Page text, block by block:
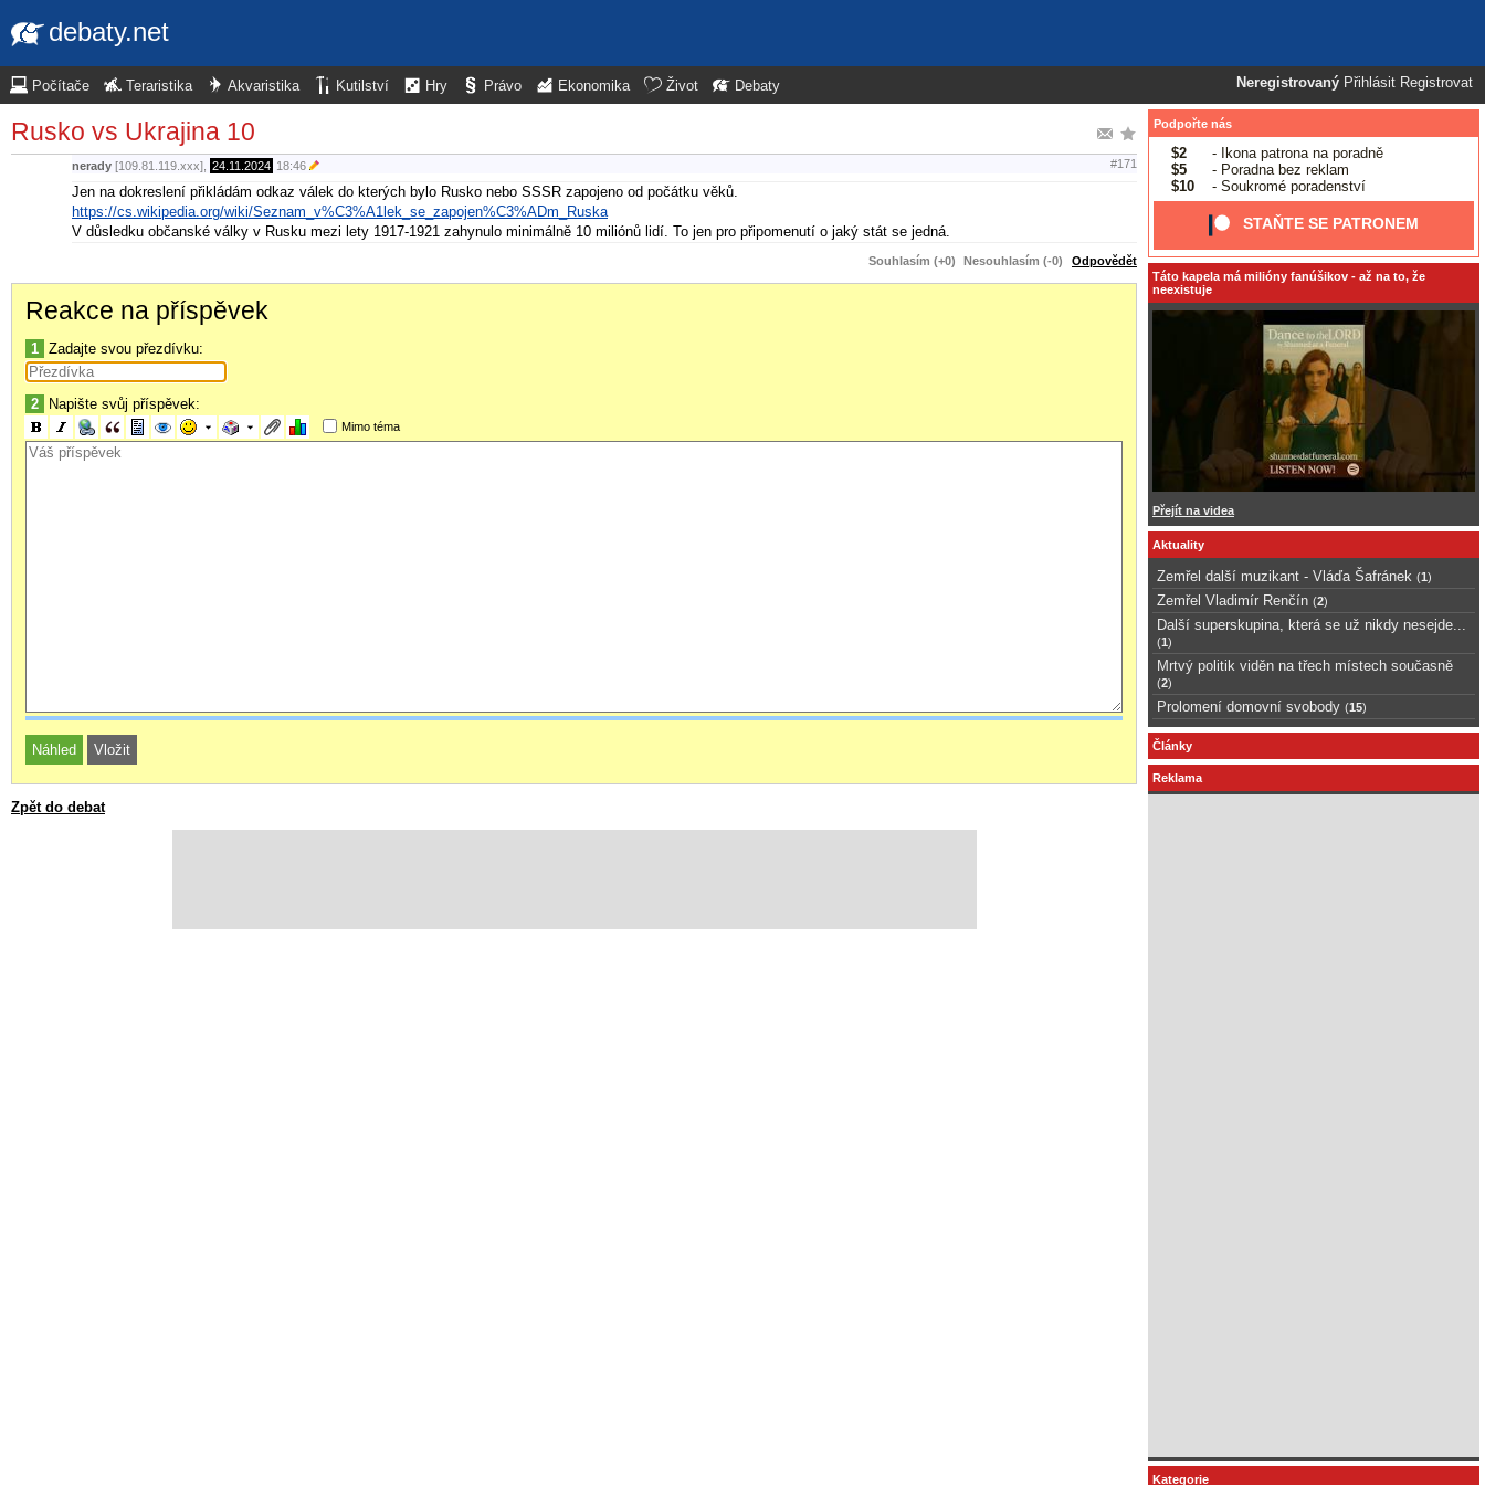
debaty.net
Neregistrovaný Přihlásit Registrovat
Počítače Teraristika Akvaristika Kutilství Hry Právo Ekonomika Život Debaty
Rusko vs Ukrajina 10
nerady [109.81.119.xxx], 24.11.2024 18:46 #171
Jen na dokreslení přikládám odkaz válek do kterých bylo Rusko nebo SSSR zapojeno od počátku věků.
https://cs.wikipedia.org/wiki/Seznam_v%C3%A1lek_se_zapojen%C3%ADm_Ruska
V důsledku občanské války v Rusku mezi lety 1917-1921 zahynulo minimálně 10 miliónů lidí. To jen pro připomenutí o jaký stát se jedná.
Souhlasím (+0) Nesouhlasím (-0) Odpovědět
Reakce na příspěvek
1 Zadajte svou přezdívku:
2 Napište svůj příspěvek:
Mimo téma
Zpět do debat
Podpořte nás
$2
- Ikona patrona na poradně
$5
- Poradna bez reklam
$10
- Soukromé poradenství
STAŇTE SE PATRONEM
Táto kapela má milióny fanúšikov - až na to, že
neexistuje
Přejít na videa
Aktuality
Zemřel další muzikant - Vláďa Šafránek (1 )
Zemřel Vladimír Renčín (2)
Další superskupina, která se už nikdy nesejde...
(1 )
Mrtvý politik viděn na třech místech současně
(2)
Prolomení domovní svobody (15)
Články
Reklama
Kategorie